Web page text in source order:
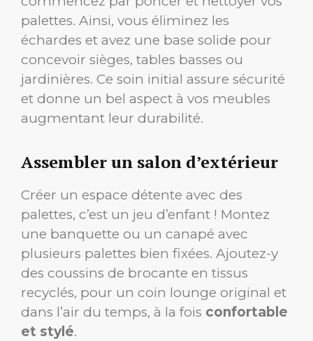
palettes. Ainsi, vous éliminez les
échardes et avez une base solide pour
concevoir sièges, tables basses ou
jardinières. Ce soin initial assure sécurité
et donne un bel aspect à vos meubles
augmentant leur durabilité.
Assembler un salon d’extérieur
Créer un espace détente avec des
palettes, c’est un jeu d’enfant ! Montez
une banquette ou un canapé avec
plusieurs palettes bien fixées. Ajoutez-y
des coussins de brocante en tissus
recyclés, pour un coin lounge original et
dans l’air du temps, à la fois confortable
et stylé.